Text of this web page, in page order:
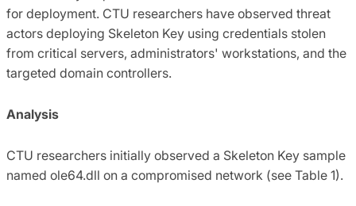
for deployment. CTU researchers have observed threat
actors deploying Skeleton Key using credentials stolen
from critical servers, administrators' workstations, and the
targeted domain controllers.
Analysis
CTU researchers initially observed a Skeleton Key sample
named ole64.dll on a compromised network (see Table 1).